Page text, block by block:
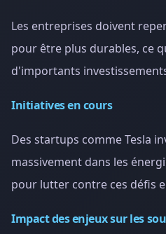
Les entreprises doivent
pour être plus durables, ce
d'importants
Initiatives en cours
Des startups comme Tesla
massivement dans les
pour lutter contre ces défis
Impact des enjeux sur les